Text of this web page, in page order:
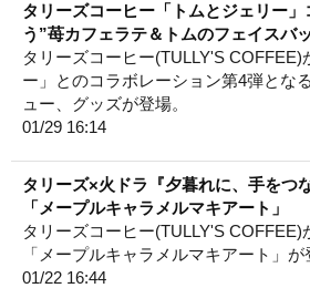
タリーズコーヒー「トムとジェリー
う”苺カフェラテ＆トムのフェイスバ
タリーズコーヒー(TULLY'S COFFEE)
ー」とのコラボレーション第4弾とな
ュー、グッズが登場。
01/29 16:14
タリーズ×火ドラ『夕暮れに、手をつ
「メープルキャラメルマキアート」
タリーズコーヒー(TULLY'S COFFEE)
「メープルキャラメルマキアート」が
01/22 16:44